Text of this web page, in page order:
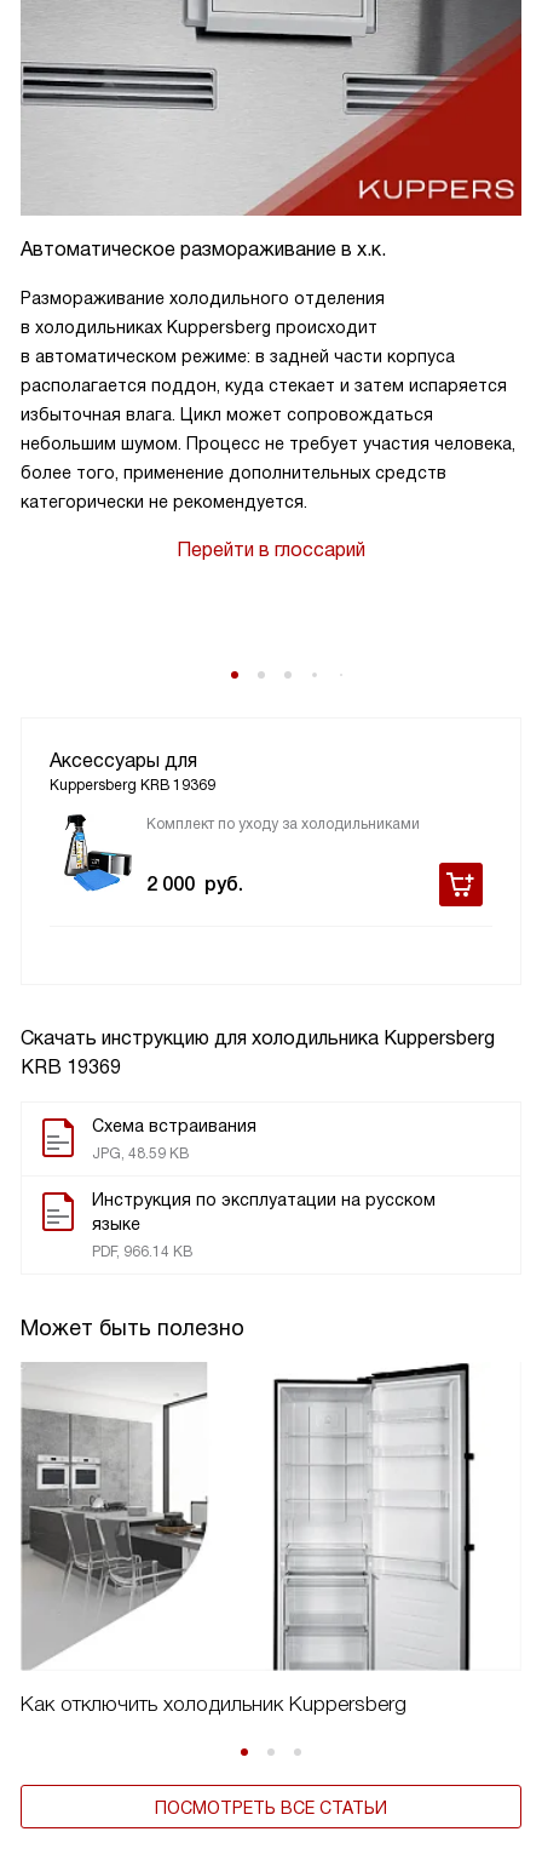
Скачать инструкцию для холодильника Kuppersberg
KRB 19369
Схема встраивания
JPG, 48.59 KB
Инструкция по эксплуатации на русском
языке
PDF, 966.14 KB
Может быть полезно
Как отключить холодильник Kuppersberg
ПОСМОТРЕТЬ ВСЕ СТАТЬИ
Автоматическое размораживание в х.к.
Размораживание холодильного отделения
в холодильниках Kuppersberg происходит
в автоматическом режиме: в задней части корпуса
располагается поддон, куда стекает и затем испаряется
избыточная влага. Цикл может сопровождаться
небольшим шумом. Процесс не требует участия человека,
более того, применение дополнительных средств
категорически не рекомендуется.
Перейти в глоссарий
Аксессуары для
Kuppersberg KRB 19369
Комплект по уходу за холодильниками
2 000 руб.